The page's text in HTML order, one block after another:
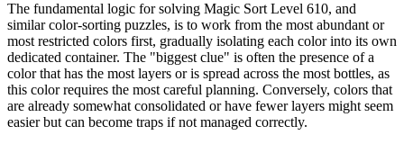
The fundamental logic for solving Magic Sort Level 610, and
similar color-sorting puzzles, is to work from the most abundant or
most restricted colors first, gradually isolating each color into its own
dedicated container. The "biggest clue" is often the presence of a
color that has the most layers or is spread across the most bottles, as
this color requires the most careful planning. Conversely, colors that
are already somewhat consolidated or have fewer layers might seem
easier but can become traps if not managed correctly.